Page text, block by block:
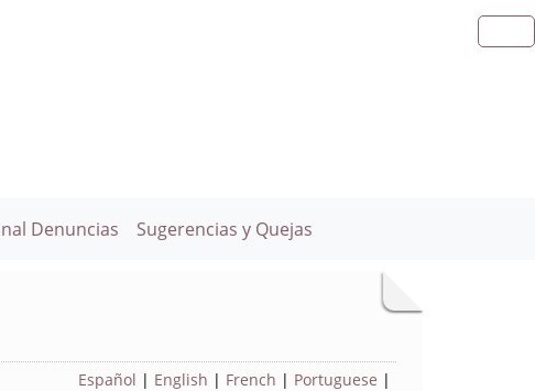
Denuncias Sugerencias y Quejas
Español | English | French | Portuguese |